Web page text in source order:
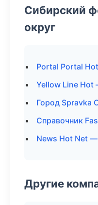
Сибирский
округ
Portal Portal
Yellow Line
Город Spravka
Справочник
News Hot Net
Другие